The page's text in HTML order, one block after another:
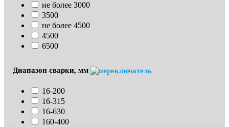
не более 3000
3500
не более 4500
4500
6500
Диапазон сварки, мм
16-200
16-315
16-630
160-400